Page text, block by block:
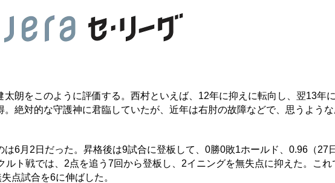
朗をこのように評価する。西村といえば、12年に抑えに転向し、翌13年
絶対的な守護神に君臨していたが、近年は右肘の故障などで、思うよう
6月2日だった。昇格後は9試合に登板して、0勝0敗1ホールド、0.96（27
ルト戦では、2点を追う7回から登板し、2イニングを無失点に抑えた。これ
点試合を6に伸ばした。